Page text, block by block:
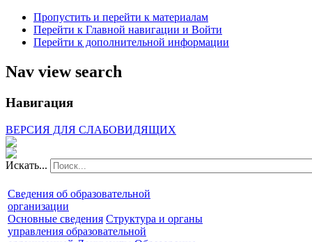
Пропустить и перейти к материалам
Перейти к Главной навигации и Войти
Перейти к дополнительной информации
Nav view search
Навигация
ВЕРСИЯ ДЛЯ СЛАБОВИДЯЩИХ
Искать...
Сведения об образовательной
организации
Основные сведения Структура и органы
управления образовательной